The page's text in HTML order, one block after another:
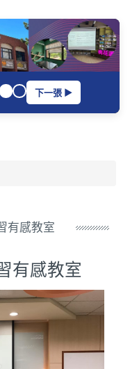
下一張 ▶
有感教室
有感教室